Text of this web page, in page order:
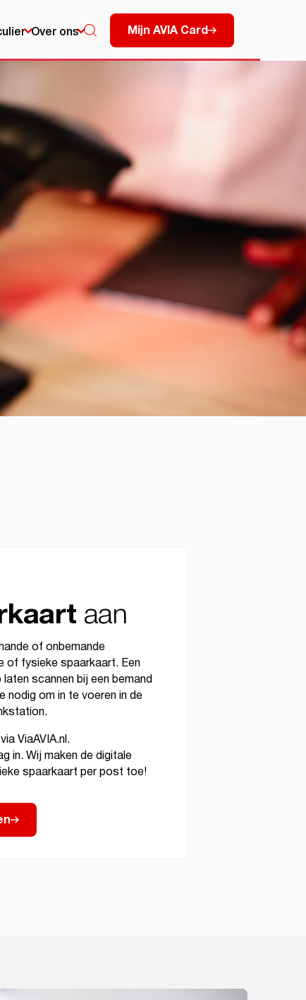
Over ons Mijn AVIA Card
aan
of onbemande
of fysieke spaarkaart. Een
scannen bij een bemand
nodig om in te voeren in de
ViaAVIA.nl.
in. Wij maken de digitale
spaarkaart per post toe!